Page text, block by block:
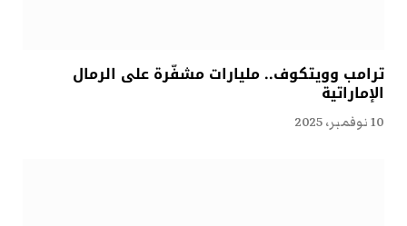
ترامب وويتكوف.. مليارات مشفّرة على الرمال
الإماراتية
10 نوفمبر، 2025